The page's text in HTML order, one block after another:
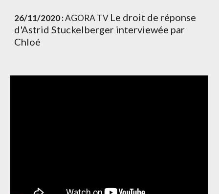
26/11/2020 : AGORA TV Le droit de réponse
d'Astrid Stuckelberger interviewée par
Chloé